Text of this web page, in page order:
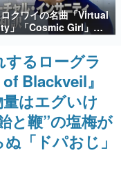
担う若きクリエイター達
を探っていきます。
さんに取材し、ゲームが
ーに与えた影響を探る企
主要なトピック・タイト
ンタビューや識者による
望できる決定版！
クワイの名曲「Virtual
」「Cosmic Girl」
Heat」公式日本語字
MVがいきなり公開！
SONIC 2026」での
となる日本公演を記念し
るローグラ
Blackveil』
はエグいけ
と鞭”の塩梅が
「ドパおじ」